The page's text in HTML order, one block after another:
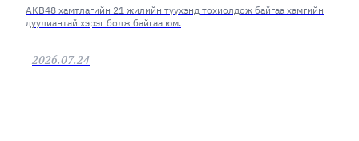
AKB48 хамтлагийн 21 жилийн түүхэнд тохиолдож байгаа хамгийн
дуулиантай хэрэг болж байгаа юм.
2026.07.24